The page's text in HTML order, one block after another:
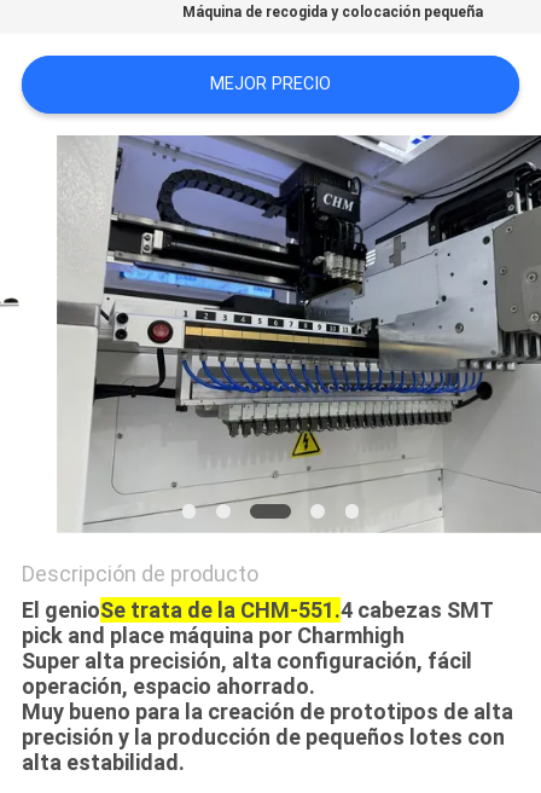
SHOPPING
ON
LINE
SITIO
POLÍTICA
PRIVACIDAD
Máquina de recogida y colocación pequeña
MEJOR PRECIO
Descripción de producto
El genioSe trata de la CHM-551.4 cabezas SMT
pick and place máquina por Charmhigh
Super alta precisión, alta configuración, fácil
operación, espacio ahorrado.
Muy bueno para la creación de prototipos de alta
precisión y la producción de pequeños lotes con
alta estabilidad.